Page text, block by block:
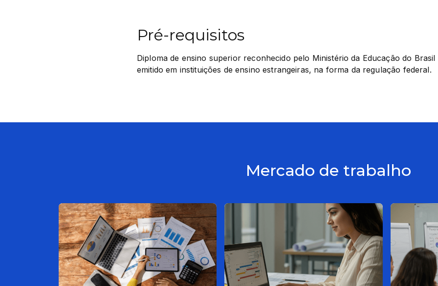
Pré-requisitos
Diploma de ensino superior reconhecido pelo Ministério da Educação do
emitido em instituições de ensino estrangeiras, na forma da regulação federal.
Mercado de trabalho